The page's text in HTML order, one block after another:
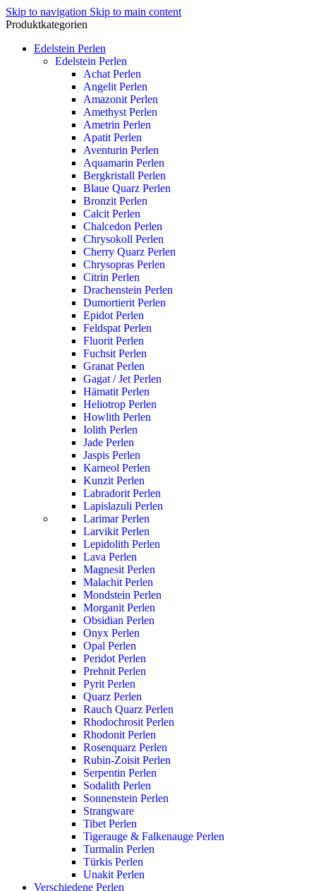
Skip to navigation Skip to main content
Produktkategorien
Edelstein Perlen
Edelstein Perlen
Achat Perlen
Angelit Perlen
Amazonit Perlen
Amethyst Perlen
Ametrin Perlen
Apatit Perlen
Aventurin Perlen
Aquamarin Perlen
Bergkristall Perlen
Blaue Quarz Perlen
Bronzit Perlen
Calcit Perlen
Chalcedon Perlen
Chrysokoll Perlen
Cherry Quarz Perlen
Chrysopras Perlen
Citrin Perlen
Drachenstein Perlen
Dumortierit Perlen
Epidot Perlen
Feldspat Perlen
Fluorit Perlen
Fuchsit Perlen
Granat Perlen
Gagat / Jet Perlen
Hämatit Perlen
Heliotrop Perlen
Howlith Perlen
Iolith Perlen
Jade Perlen
Jaspis Perlen
Karneol Perlen
Kunzit Perlen
Labradorit Perlen
Lapislazuli Perlen
Larimar Perlen
Larvikit Perlen
Lepidolith Perlen
Lava Perlen
Magnesit Perlen
Malachit Perlen
Mondstein Perlen
Morganit Perlen
Obsidian Perlen
Onyx Perlen
Opal Perlen
Peridot Perlen
Prehnit Perlen
Pyrit Perlen
Quarz Perlen
Rauch Quarz Perlen
Rhodochrosit Perlen
Rhodonit Perlen
Rosenquarz Perlen
Rubin-Zoisit Perlen
Serpentin Perlen
Sodalith Perlen
Sonnenstein Perlen
Strangware
Tibet Perlen
Tigerauge & Falkenauge Perlen
Turmalin Perlen
Türkis Perlen
Unakit Perlen
Verschiedene Perlen